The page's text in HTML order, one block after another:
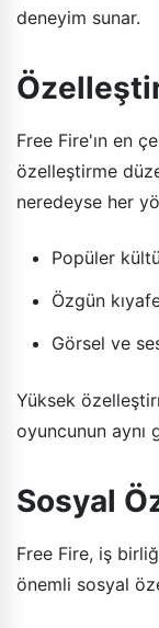
deneyim sunar.
Free Fire'ın en
özelleştirme
neredeyse her
Popüler
Özgün
Görsel ve
Yüksek
oyuncunun aynı
Sosyal
Free Fire, iş
önemli sosyal